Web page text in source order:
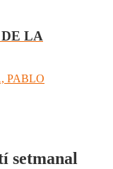
LA
PABLO
setmanal